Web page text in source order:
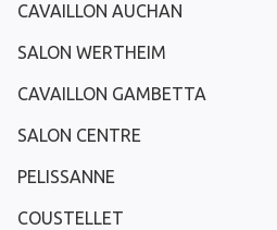
CAVAILLON AUCHAN
SALON WERTHEIM
CAVAILLON GAMBETTA
SALON CENTRE
PELISSANNE
COUSTELLET